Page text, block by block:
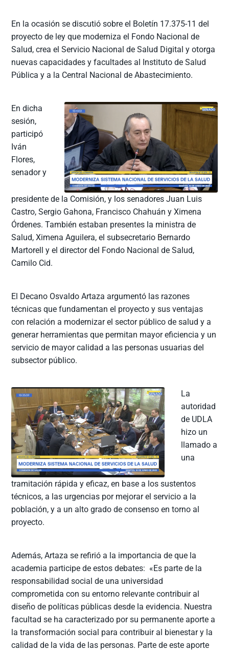
En la ocasión se discutió sobre el Boletín 17.375-11 del
proyecto de ley que moderniza el Fondo Nacional de
Salud, crea el Servicio Nacional de Salud Digital y otorga
nuevas capacidades y facultades al Instituto de Salud
Pública y a la Central Nacional de Abastecimiento.
En dicha
sesión,
participó
Iván
Flores,
senador y
presidente de la Comisión, y los senadores Juan Luis
Castro, Sergio Gahona, Francisco Chahuán y Ximena
Órdenes. También estaban presentes la ministra de
Salud, Ximena Aguilera, el subsecretario Bernardo
Martorell y el director del Fondo Nacional de Salud,
Camilo Cid.
El Decano Osvaldo Artaza argumentó las razones
técnicas que fundamentan el proyecto y sus ventajas
con relación a modernizar el sector público de salud y a
generar herramientas que permitan mayor eficiencia y un
servicio de mayor calidad a las personas usuarias del
subsector público.
La
autoridad
de UDLA
hizo un
llamado a
una
tramitación rápida y eficaz, en base a los sustentos
técnicos, a las urgencias por mejorar el servicio a la
población, y a un alto grado de consenso en torno al
proyecto.
Además, Artaza se refirió a la importancia de que la
academia participe de estos debates: «Es parte de la
responsabilidad social de una universidad
comprometida con su entorno relevante contribuir al
diseño de políticas públicas desde la evidencia. Nuestra
facultad se ha caracterizado por su permanente aporte a
la transformación social para contribuir al bienestar y la
calidad de la vida de las personas. Parte de este aporte